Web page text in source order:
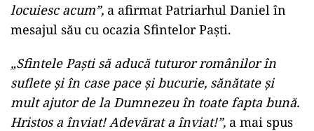
locuiesc acum”, a afirmat Patriarhul Daniel în
mesajul său cu ocazia Sfintelor Paşti.
„Sfintele Paşti să aducă tuturor românilor în
suflete şi în case pace şi bucurie, sănătate şi
mult ajutor de la Dumnezeu în toate fapta bună.
Hristos a înviat! Adevărat a înviat!”, a mai spus